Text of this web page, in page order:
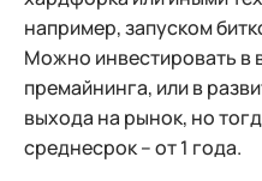
например, запуском
Можно инвестировать в
премайнинга, или в
выхода на рынок, но
среднесрок – от 1 года.